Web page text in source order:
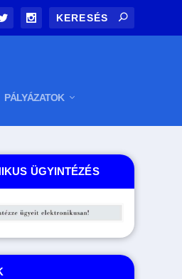
PÁLYÁZATOK
ÜGYINTÉZÉS